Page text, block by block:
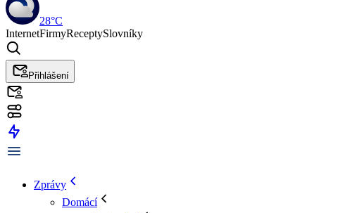
28°C
InternetFirmyReceptySlovníky
Přihlášení
Zprávy
Domácí